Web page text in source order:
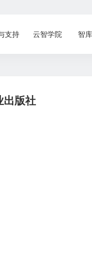
支持 云智学院 智
出版社